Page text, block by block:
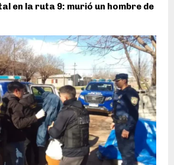
en la ruta 9: murió un hombre de